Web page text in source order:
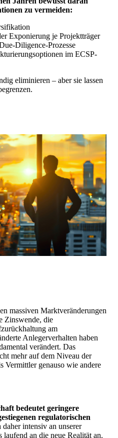
zu vermeiden:
Exponierung je Projektträger
Diligence-Prozesse
im ECSP-
eliminieren – aber sie lassen
massiven Marktveränderungen
Zinswende, die
am
Anlegerverhalten haben
verändert. Das
mehr auf dem Niveau der
Vermittler genauso wie andere
bedeutet geringere
regulatorischen
daher intensiv an unserer
laufend an die neue Realität an.